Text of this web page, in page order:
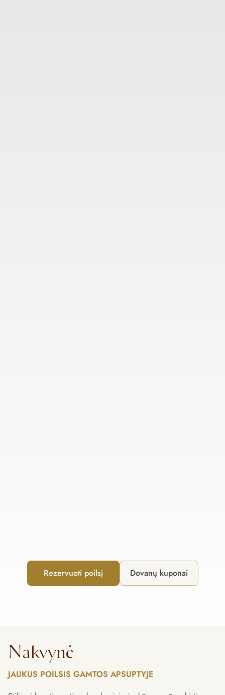
Rezervuoti poilsį Dovanų kuponai
Nakvynė
JAUKUS POILSIS GAMTOS APSUPTYJE